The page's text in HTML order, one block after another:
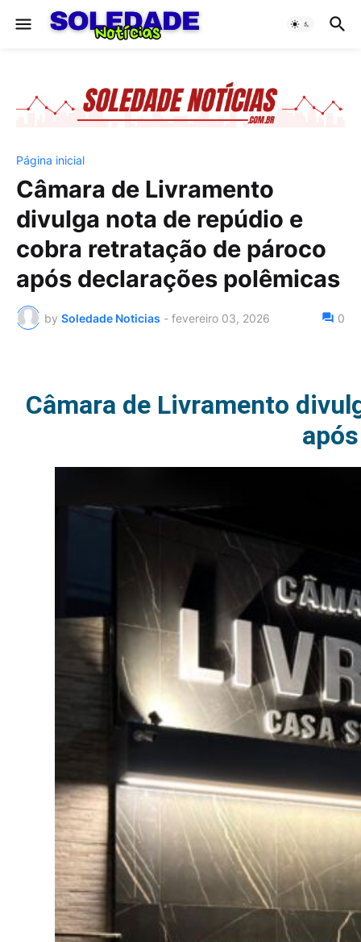
Página inicial
Câmara de Livramento
divulga nota de repúdio e
cobra retratação de pároco
após declarações polêmicas
by Soledade Noticias - fevereiro 03, 2026 0
Câmara de Livramento